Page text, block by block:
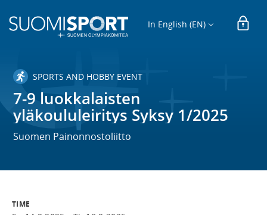
In English (EN)
SPORTS AND HOBBY EVENT
7-9 luokkalaisten
yläkoululeiritys Syksy 1/2025
Suomen Painonnostoliitto
TIME